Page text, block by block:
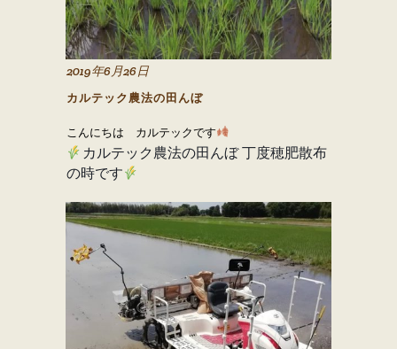
2019年6月26日
カルテック農法の田んぼ
こんにちは カルテックです
カルテック農法の田んぼ 丁度穂肥散布
の時です